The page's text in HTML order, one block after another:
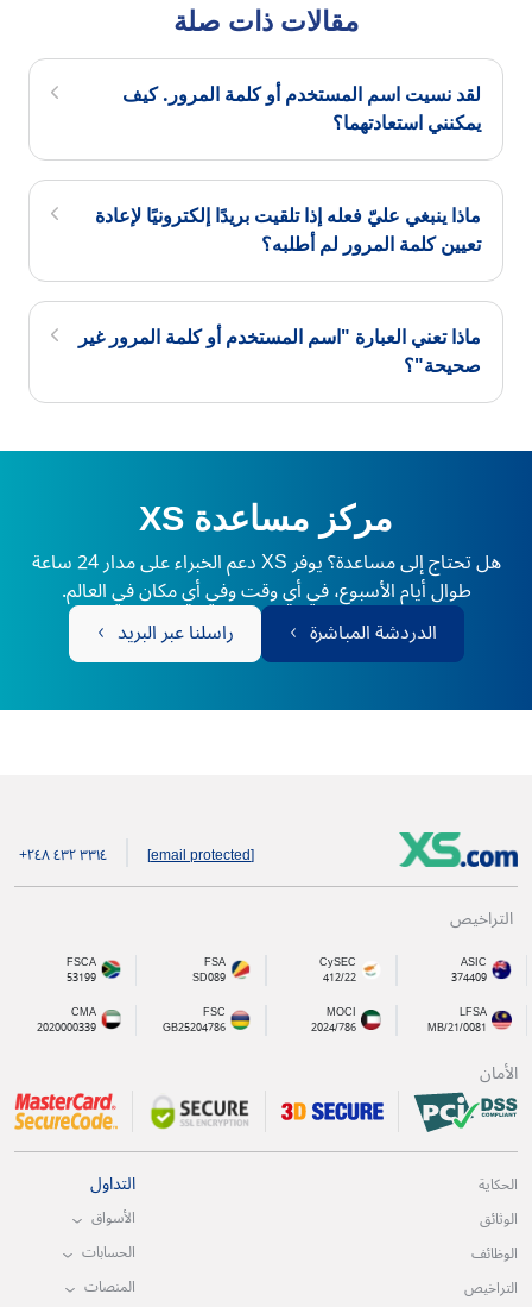
مقالات ذات صلة
لقد نسيت اسم المستخدم أو كلمة المرور. كيف
يمكنني استعادتهما؟
ماذا ينبغي عليّ فعله إذا تلقيت بريدًا إلكترونيًا لإعادة
تعيين كلمة المرور لم أطلبه؟
ماذا تعني العبارة "اسم المستخدم أو كلمة المرور غير
صحيحة"؟
مركز مساعدة XS
هل تحتاج إلى مساعدة؟ يوفر XS دعم الخبراء على مدار 24 ساعة
طوال أيام الأسبوع، في أي وقت وفي أي مكان في العالم.
الدردشة المباشرة
راسلنا عبر البريد
[email protected] +۲٤۸ ٤۳۲ ۳۳۱٤
التراخيص
ASIC
374409
CySEC
412/22
FSA
SD089
FSCA
53199
LFSA
MB/21/0081
MOCI
2024/786
FSC
GB25204786
CMA
2020000339
الأمان
الحكاية
الوثائق
الوظائف
التراخيص
التداول
الأسواق
الحسابات
المنصات